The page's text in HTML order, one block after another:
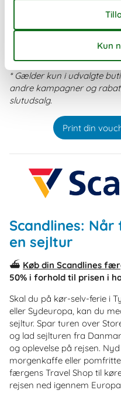
sted til en afslappende
på Barcelona. Hent deres
informationsskranken og
* Gælder kun i udvalgte
andre kampagner og
slutudsalg.
Print din
Scandlines:
en sejltur
⛴️ Køb din Scandlines
50% i forhold til prisen i
Skal du på kør-selv-ferie i
eller Sydeuropa, kan du
sejltur. Spar turen over
og lad sejlturen fra
og oplevelse på rejsen.
morgenkaffe eller
færgens Travel Shop til
rejsen ned igennem